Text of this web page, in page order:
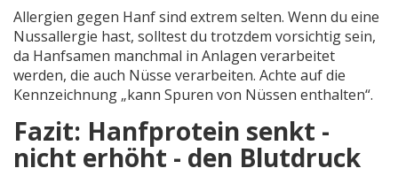
Allergien gegen Hanf sind extrem selten. Wenn du eine
Nussallergie hast, solltest du trotzdem vorsichtig sein,
da Hanfsamen manchmal in Anlagen verarbeitet
werden, die auch Nüsse verarbeiten. Achte auf die
Kennzeichnung „kann Spuren von Nüssen enthalten“.
Fazit: Hanfprotein senkt -
nicht erhöht - den Blutdruck